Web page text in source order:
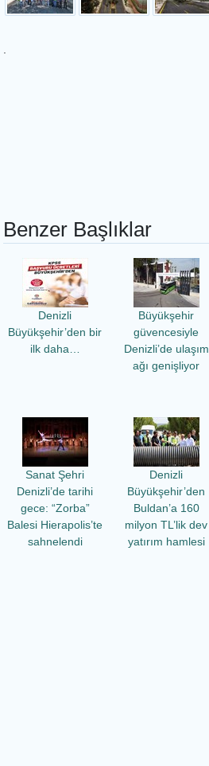
Benzer Başlıklar
Denizli
Büyükşehir’den bir
ilk daha…
Büyükşehir
güvencesiyle
Denizli’de ulaşım
ağı genişliyor
Sanat Şehri
Denizli’de tarihi
gece: “Zorba”
Balesi Hierapolis’te
sahnelendi
Denizli
Büyükşehir’den
Buldan’a 160
milyon TL’lik dev
yatırım hamlesi